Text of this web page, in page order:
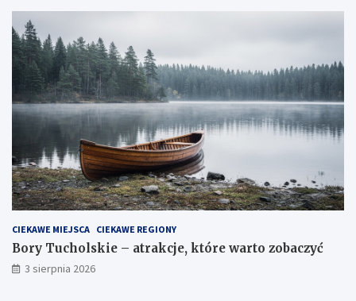
CIEKAWE MIEJSCA CIEKAWE REGIONY
Bory Tucholskie – atrakcje, które warto zobaczyć
3 sierpnia 2026